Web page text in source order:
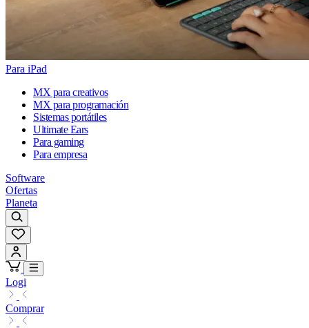
Para iPad
MX para creativos
MX para programación
Sistemas portátiles
Ultimate Ears
Para gaming
Para empresa
Software
Ofertas
Planeta
Logi
Comprar